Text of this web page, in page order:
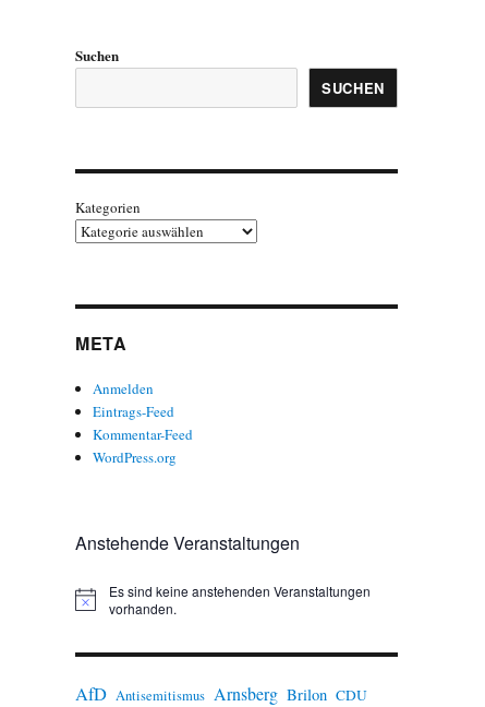
Suchen
SUCHEN
Kategorien
META
Anmelden
Eintrags-Feed
Kommentar-Feed
WordPress.org
Anstehende Veranstaltungen
H
w
Es sind keine anstehenden Veranstaltungen
vorhanden.
AfD Antisemitismus Arnsberg Brilon CDU